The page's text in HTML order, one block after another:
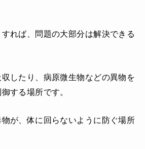
れば、問題の大部分は解決できる
したり、病原微生物などの異物を
する場所です。
が、体に回らないように防ぐ場所